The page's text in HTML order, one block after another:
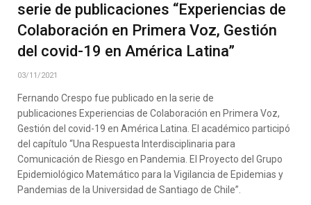
serie de publicaciones “Experiencias de
Colaboración en Primera Voz, Gestión
del covid-19 en América Latina”
03/11/2021
Fernando Crespo fue publicado en la serie de
publicaciones Experiencias de Colaboración en Primera Voz,
Gestión del covid-19 en América Latina. El académico participó
del capítulo “Una Respuesta Interdisciplinaria para
Comunicación de Riesgo en Pandemia. El Proyecto del Grupo
Epidemiológico Matemático para la Vigilancia de Epidemias y
Pandemias de la Universidad de Santiago de Chile”.